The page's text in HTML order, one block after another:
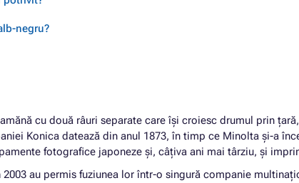
negru?
cu două râuri separate care își croiesc drumul prin
Konica datează din anul 1873, în timp ce Minolta și-a
fotografice japoneze și, câțiva ani mai târziu, și
au permis fuziunea lor într-o singură companie